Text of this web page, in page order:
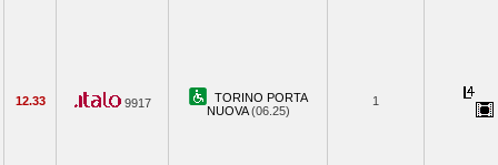
12.33 9917
TORINO PORTA
NUOVA(06.25)
1